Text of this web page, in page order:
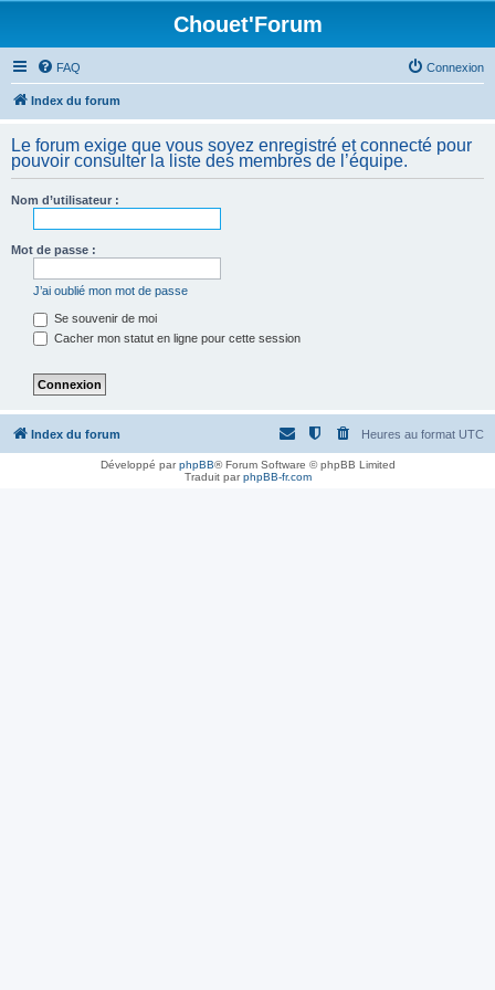
Chouet'Forum
FAQ Connexion
Index du forum
Le forum exige que vous soyez enregistré et connecté pour
pouvoir consulter la liste des membres de l’équipe.
Nom d’utilisateur :
Mot de passe :
J’ai oublié mon mot de passe
Se souvenir de moi
Cacher mon statut en ligne pour cette session
Index du forum Heures au format UTC
Développé parphpBB® Forum Software © phpBB Limited
Traduit parphpBB-fr.com